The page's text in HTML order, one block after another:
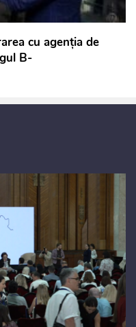
cu agenția de
B-